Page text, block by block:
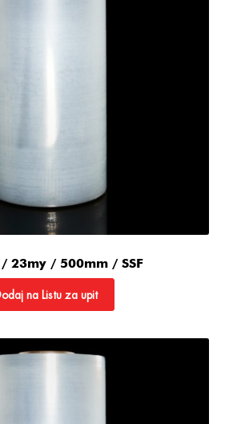
23my / 500mm / SSF
na Listu za upit